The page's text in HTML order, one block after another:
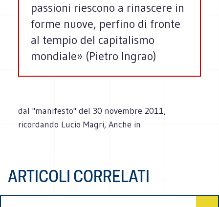
passioni riescono a rinascere in
forme nuove, perfino di fronte
al tempio del capitalismo
mondiale» (Pietro Ingrao)
dal "manifesto" del 30 novembre 2011,
ricordando Lucio Magri, Anche in
ARTICOLI CORRELATI